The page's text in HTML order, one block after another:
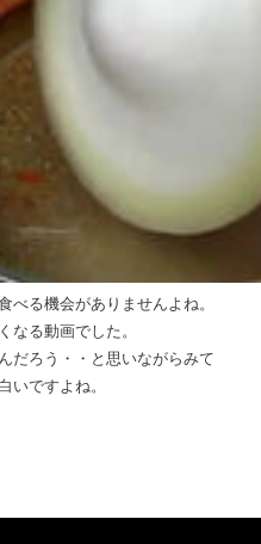
べる機会がありませんよね。
なる動画でした。
だろう・・と思いながらみて
いですよね。